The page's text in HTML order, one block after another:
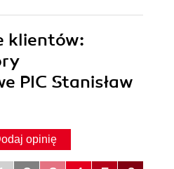
klientów:
PIC Stanisław
opinię